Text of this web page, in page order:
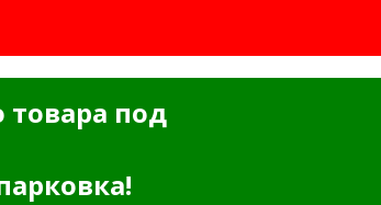
под